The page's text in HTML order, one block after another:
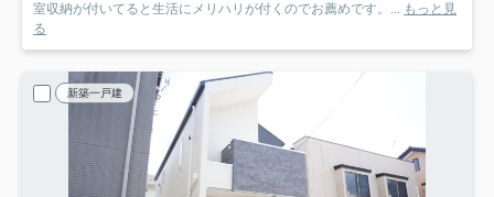
室収納が付いてると生活にメリハリが付くのでお薦めです。... もっと見
る
新築一戸建